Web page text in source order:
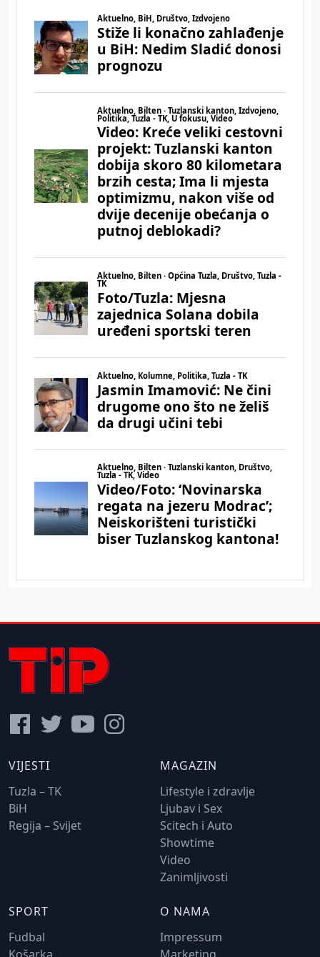
VIJESTI
Tuzla – TK
BiH
Regija – Svijet
MAGAZIN
Lifestyle i zdravlje
Ljubav i Sex
Scitech i Auto
Showtime
Video
Zanimljivosti
SPORT
Fudbal
O NAMA
Impressum